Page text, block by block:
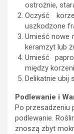
ostrożnie,
Oczyść
uszkodzone
Umieść nowe
keramzyt lub
Umieść
między
Delikatnie ubij
Podlewanie i
Po przesadzeniu
podlewanie.
znoszą zbyt